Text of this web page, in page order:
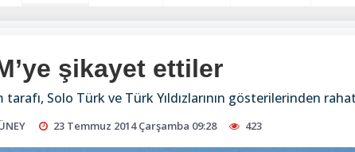
şikayet ettiler
tarafı, Solo Türk ve Türk Yıldızlarının gösterilerinden
23 Temmuz 2014 Çarşamba 09:28 423